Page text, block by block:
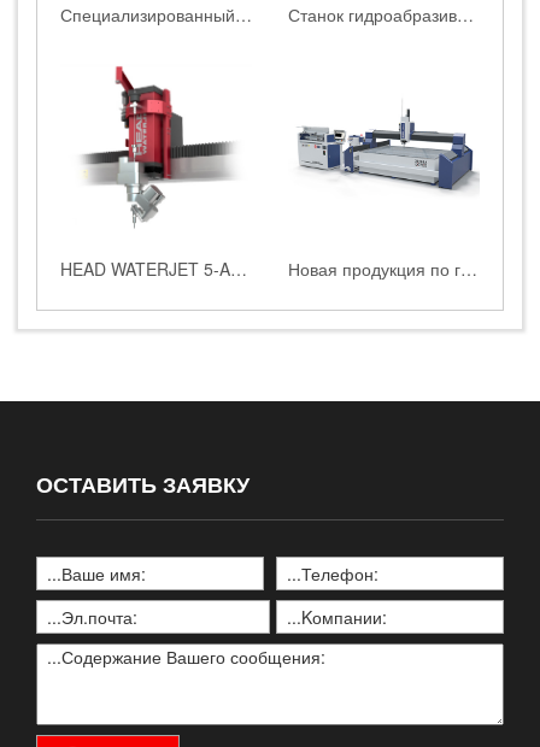
Специализированный маслоохладитель для водоструйных станков HEAD Станок гидроабразивной резки HEAD WATERJET | HEAD0303|0404|0606|1010BA
HEAD WATERJET 5-AC пятиосевая система резки Новая продукция по гидроабразивной резке для русскоязычного рынка |HEAD4020|3020|2030|2040BA
ОСТАВИТЬ ЗАЯВКУ